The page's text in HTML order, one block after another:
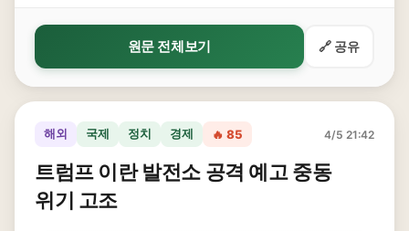
원문 전체보기 🔗 공유
해외 국제 정치 경제 🔥 85 4/5 21:42
트럼프 이란 발전소 공격 예고 중동
위기 고조